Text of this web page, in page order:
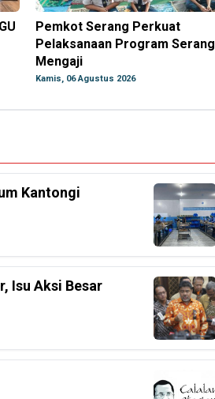
Pemkot Serang Perkuat
Pelaksanaan Program Serang
Mengaji
Kamis, 06 Agustus 2026
Kantongi
Isu Aksi Besar